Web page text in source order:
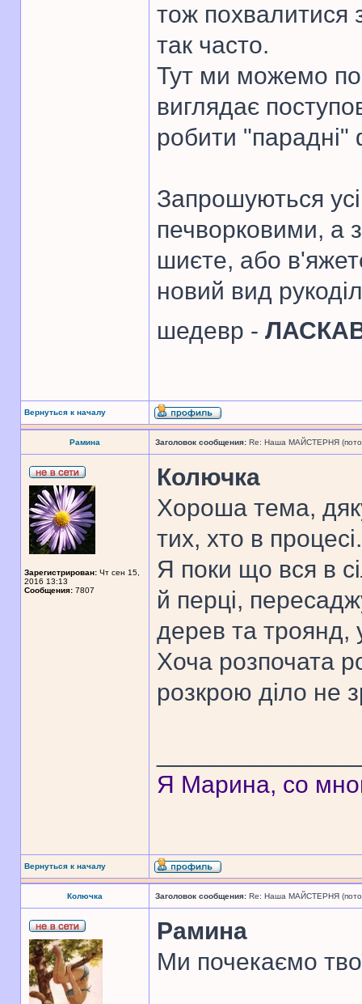
тож похвалитися
так часто.
Тут ми можемо
виглядає
робити "парадні"
Запрошуються
печворковими, а
шиєте, або
новий вид
шедевр -
Вернуться к началу
Рамина Заголовок сообщения: Re: Наша МАЙСТЕРНЯ
Зарегистрирован: Чт сен 15,
2016 13:13
Сообщения: 7807
Колючка
Хороша тема,
тих, хто в процесі.
Я поки що вся в
й перці,
дерев та троянд,
Хоча розпочата
розкрою діло не
Я Марина, со
Вернуться к началу
Колючка Заголовок сообщения: Re: Наша МАЙСТЕРНЯ
Рамина
Ми почекаємо